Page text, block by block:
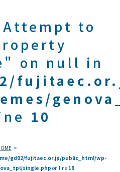
to
on null in
10
gd02/fujitaec.or.jp/public_html/wp-
single.php on line 19